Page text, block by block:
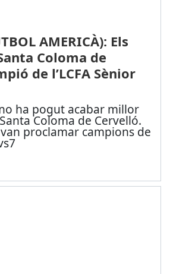
AMERICÀ): Els
Coloma de
de l’LCFA Sènior
ha pogut acabar millor
Coloma de Cervelló.
proclamar campions de